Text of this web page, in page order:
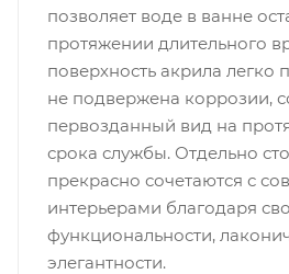
позволяет воде в ванне
протяжении длительного
поверхность акрила легко
не подвержена коррозии,
первозданный вид на
срока службы. Отдельно
прекрасно сочетаются с
интерьерами благодаря
функциональности,
элегантности.